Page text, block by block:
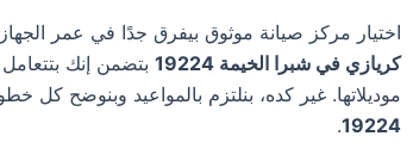
اختيار مركز صيانة موثوق بيفرق جدًا في عمر
كريازي في شبرا الخيمة 19224
بتضمن إنك
موديلاتها. غير كده، بنلتزم بالمواعيد وبنوضح كل
19224
.